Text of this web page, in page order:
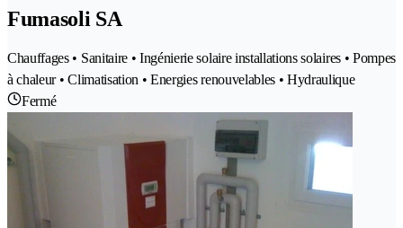
Fumasoli SA
Chauffages • Sanitaire • Ingénierie solaire installations solaires • Pompes
à chaleur • Climatisation • Energies renouvelables • Hydraulique
Fermé